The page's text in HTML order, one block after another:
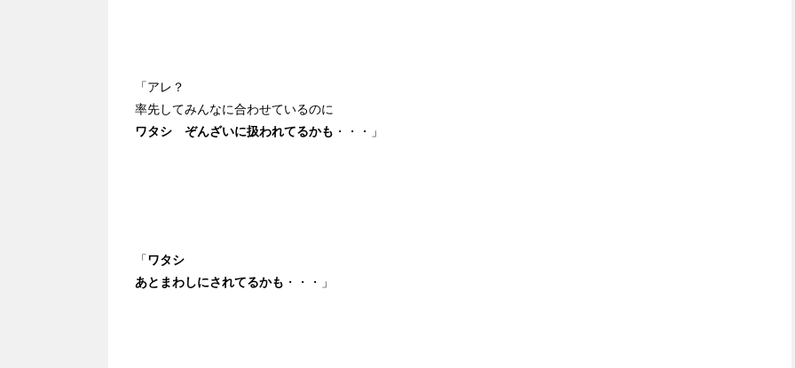
「アレ？
率先してみんなに合わせているのに
ワタシ ぞんざいに扱われてるかも ・・・」
「ワタシ
あとまわしにされてるかも ・・・」